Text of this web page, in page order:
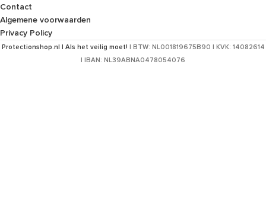
Contact
Algemene voorwaarden
Privacy Policy
Protectionshop.nl | Als het veilig moet! | BTW: NL001819675B90 | KVK: 14082614
| IBAN: NL39ABNA0478054076